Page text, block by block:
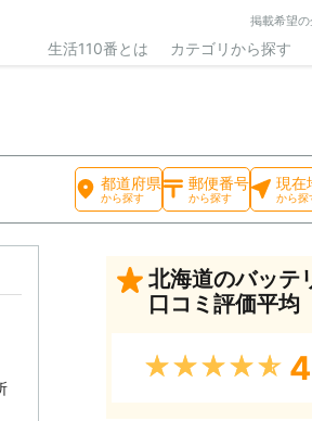
掲載希望
生活110番とは カテゴリから探す
都道府県
から探す
郵便番号
から探す
現在
から探
北海道のバッテ
口コミ評価平均
★★★★★